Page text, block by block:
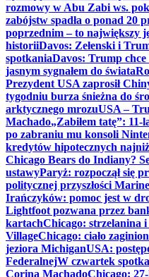
rozmowy w Abu Zabi ws.
zabójstw spadła o ponad 20
poprzednim – to największy
historiiDavos: Zełenski i
spotkaniaDavos: Trump
jasnym sygnałem do świata
Prezydent USA zaprosił
tygodniu burza śnieżna do
arktycznego mrozuUSA –
Machado„Zabiłem tatę”: 11-
po zabraniu mu konsoli
kredytów hipotecznych
Chicago Bears do Indiany?
ustawyParyż: rozpoczął się
politycznej przyszłości
Irańczyków: pomoc jest w
Lightfoot pozwana przez
kartachChicago: strzelanina
VillageChicago: ciało
jeziora MichiganUSA:
FederalnejW czwartek
Coriną MachadoChicago: